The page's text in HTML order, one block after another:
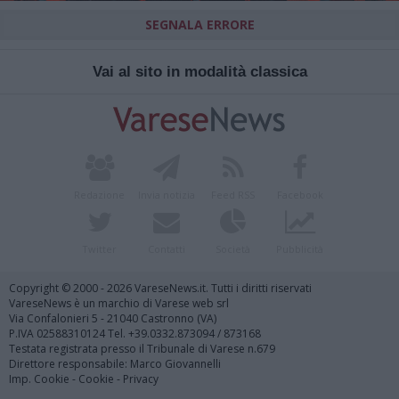
SEGNALA ERRORE
Vai al sito in modalità classica
Copyright © 2000 - 2026 VareseNews.it. Tutti i diritti riservati
VareseNews è un marchio di Varese web srl
Via Confalonieri 5 - 21040 Castronno (VA)
P.IVA 02588310124 Tel. +39.0332.873094 / 873168
Testata registrata presso il Tribunale di Varese n.679
Direttore responsabile: Marco Giovannelli
Imp. Cookie - Cookie - Privacy